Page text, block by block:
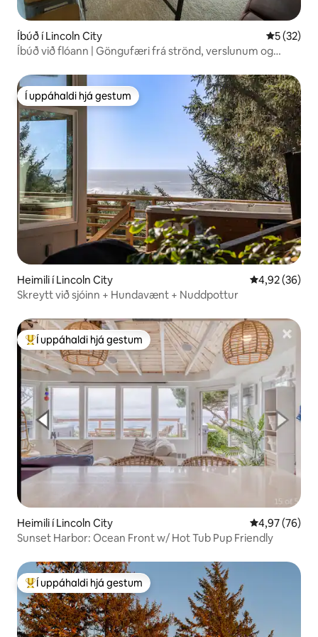
Íbúð í Lincoln City 5 af 5 í
5 (32)
Íbúð við flóann | Göngufæri frá strönd, verslunum og
Í uppáhaldi hjá gestum
Í uppáhaldi hjá gestum
Heimili í Lincoln City 4,92 af 5 í
4,92 (36)
Skreytt við sjóinn + Hundavænt + Nuddpottur
Í mestu uppáhaldi hjá gestum
Í uppáhaldi hjá gestum
Heimili í Lincoln City 4,97 af 5 í
4,97 (76)
Sunset Harbor: Ocean Front w/ Hot Tub Pup Friendly
Í mestu uppáhaldi hjá gestum
Í uppáhaldi hjá gestum